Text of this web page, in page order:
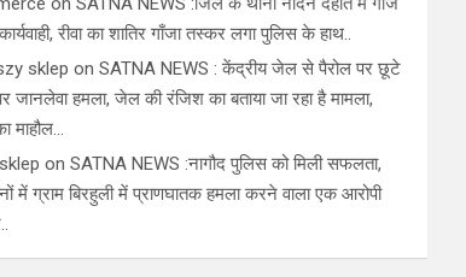
रीवा का शातिर गाँजा तस्कर लगा पुलिस के हाथ..
sklep onSATNA NEWS : केंद्रीय जेल से पैरोल पर छूटे
जानलेवा हमला, जेल की रंजिश का बताया जा रहा है मामला,
माहौल…
onSATNA NEWS :नागौद पुलिस को मिली सफलता,
में ग्राम बिरहुली में प्राणघातक हमला करने वाला एक आरोपी